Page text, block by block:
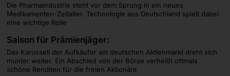
Die Pharmaindustrie steht vor dem Sprung in ein neues
Medikamenten-Zeitalter. Technologie aus Deutschland spielt dabei
eine wichtige Rolle
Saison für Prämienjäger:
Das Karussell der Aufkäufer am deutschen Aktienmarkt dreht sich
munter weiter. Ein Abschied von der Börse verheißt oftmals
schöne Renditen für die freien Aktionäre